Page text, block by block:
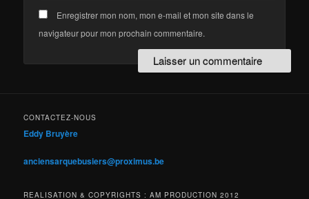
Enregistrer mon nom, mon e-mail et mon site dans le
navigateur pour mon prochain commentaire.
CONTACTEZ-NOUS
Eddy Bruyère
anciensarquebusiers@proximus.be
REALISATION & COPYRIGHTS : AM PRODUCTION 2012